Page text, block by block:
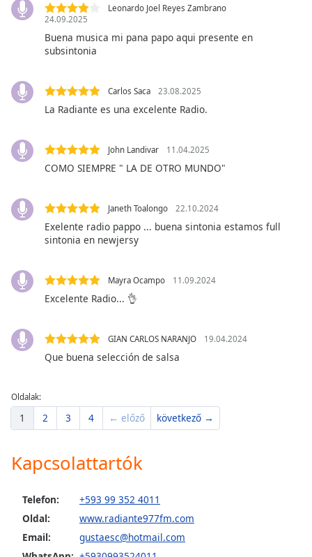
off
,
selected
Picture-
in-
This
window.
Beginning
window.
Escape
cancel
and
Text
Opacity
Background
Leonardo Joel Reyes Zambrano
24.09.2025
Buena musica mi pana papo aqui presente en
subsintonia
Carlos Saca 23.08.2025
La Radiante es una excelente Radio.
John Landivar 11.04.2025
COMO SIEMPRE " LA DE OTRO MUNDO"
Janeth Toalongo 22.10.2024
Exelente radio pappo ... buena sintonia estamos full
sintonia en newjersy
Mayra Ocampo 11.09.2024
Excelente Radio... 👌
GIAN CARLOS NARANJO 19.04.2024
Que buena selección de salsa
Oldalak:
1 2 3 4 ← előző következő →
Kapcsolattartók
Telefon:
+593 99 352 4011
Oldal:
www.radiante977fm.com
Email:
gustaesc@hotmail.com